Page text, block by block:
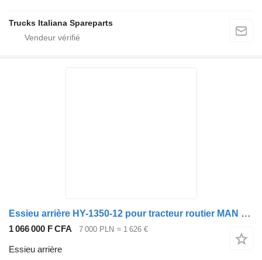
Trucks Italiana Spareparts
Essieu arrière HY-1350-12 pour tracteur routier MAN TGX 18.560
1 066 000 F CFA 7 000 PLN ≈ 1 626 €
Essieu arrière